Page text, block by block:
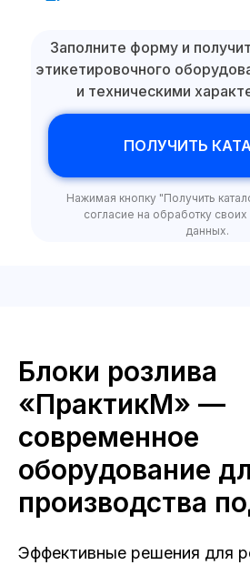
Отправить ТЗ на почту:
ПОЛУЧИТЬ
Заполните форму и
этикетировочного
и техническими
Нажимая кнопку "Получить
согласие на обработку
данных.
Блоки розлива
«ПрактикМ» —
современное
оборудование
производства
Эффективные решения для